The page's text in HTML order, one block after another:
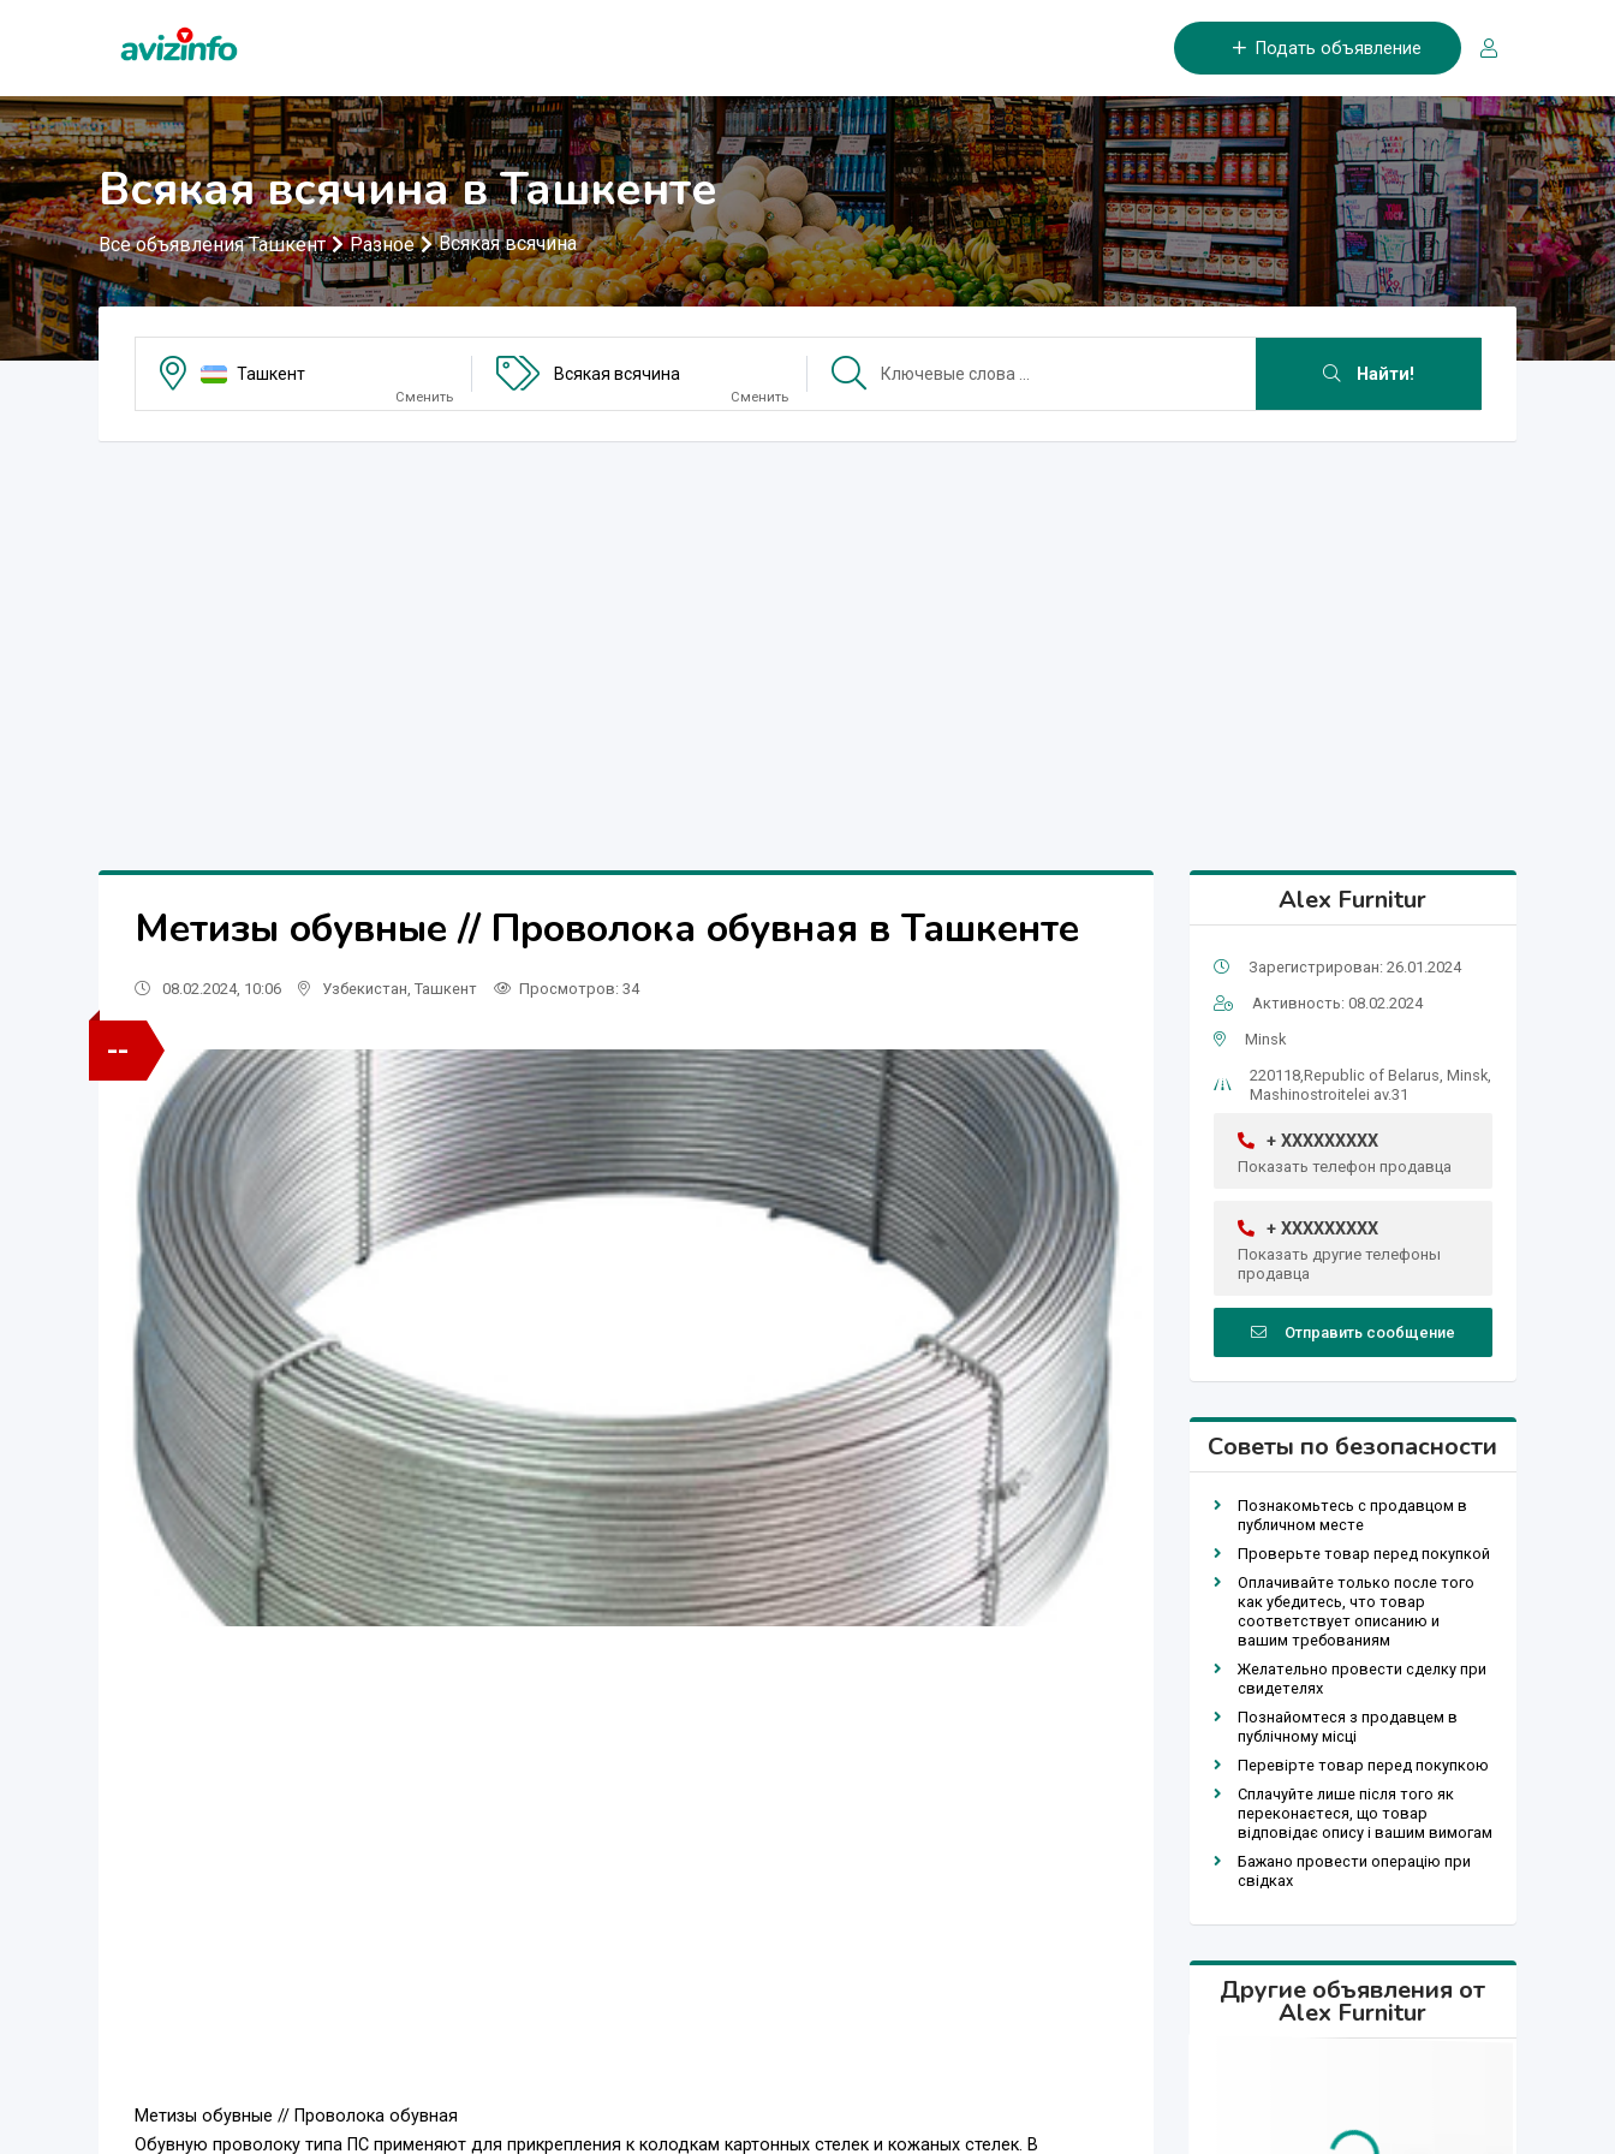
Подать объявление
Всякая всячина в Ташкенте
Все объявления Ташкент Разное Всякая всячина
Ташкент
Сменить
Всякая всячина
Сменить
Найти!
Метизы обувные // Проволока обувная в Ташкенте
08.02.2024, 10:06 Узбекистан Ташкент Просмотров: 34
--
Метизы обувные // Проволока обувная
Обувную проволоку типа ПС применяют для прикрепления к колодкам картонных стелек и кожаных стелек. В
Alex Furnitur
Зарегистрирован: 26.01.2024
Активность: 08.02.2024
Minsk
220118,Republic of Belarus, Minsk,
Mashinostroitelei av.31
+ XXXXXXXXX
Показать телефон продавца
+ XXXXXXXXX
Показать другие телефоны
продавца
Отправить сообщение
Советы по безопасности
Познакомьтесь с продавцом в
публичном месте
Проверьте товар перед покупкой
Оплачивайте только после того
как убедитесь, что товар
соответствует описанию и
вашим требованиям
Желательно провести сделку при
свидетелях
Познайомтеся з продавцем в
публічному місці
Перевірте товар перед покупкою
Сплачуйте лише після того як
переконаєтеся, що товар
відповідає опису і вашим вимогам
Бажано провести операцію при
свідках
Другие объявления от
Alex Furnitur